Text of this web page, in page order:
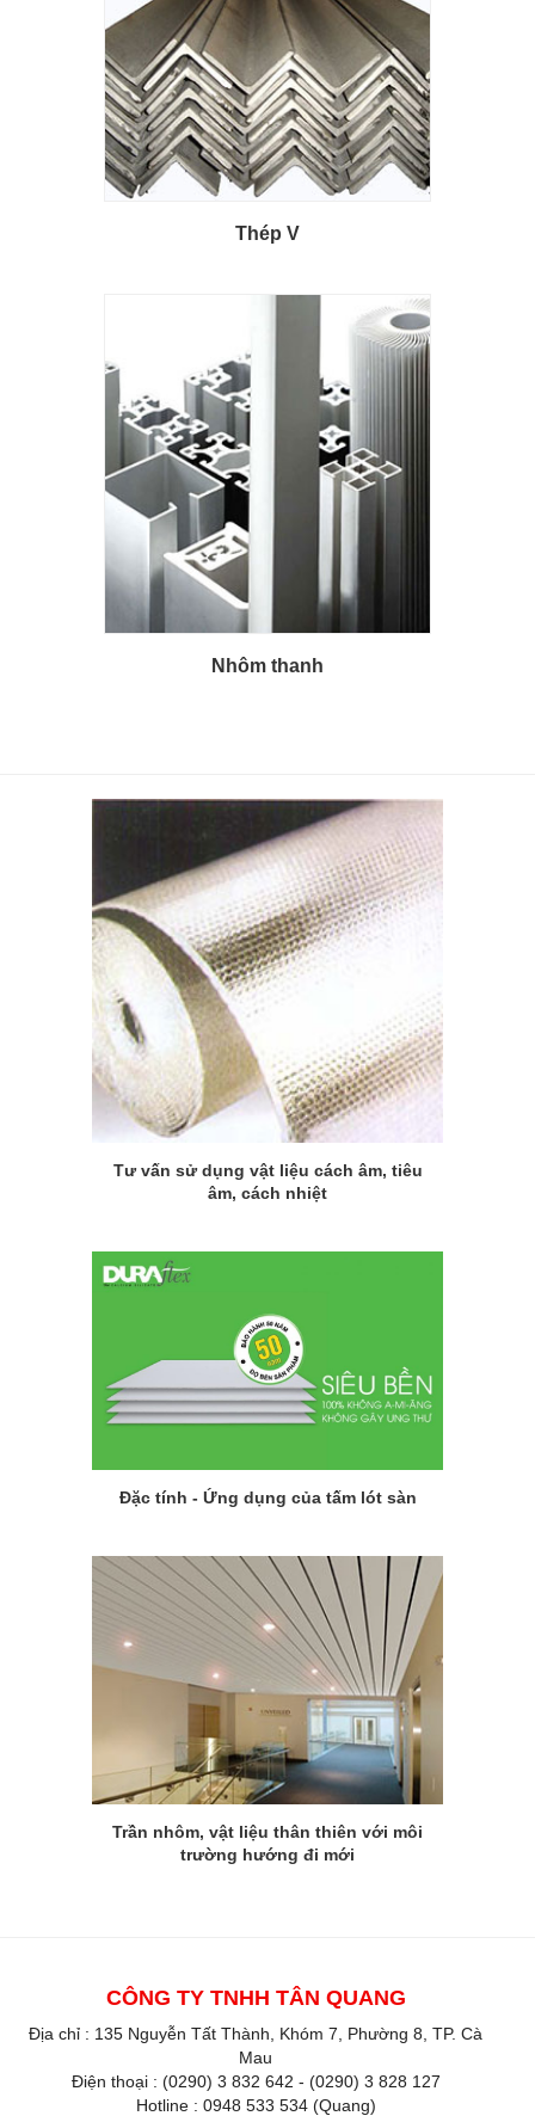
Thép V
Nhôm thanh
Tư vấn sử dụng vật liệu cách âm, tiêu
âm, cách nhiệt
Đặc tính - Ứng dụng của tấm lót sàn
Trần nhôm, vật liệu thân thiên với môi
trường hướng đi mới
CÔNG TY TNHH TÂN QUANG
Địa chỉ : 135 Nguyễn Tất Thành, Khóm 7, Phường 8, TP. Cà
Mau
Điện thoại : (0290) 3 832 642 - (0290) 3 828 127
Hotline : 0948 533 534 (Quang)